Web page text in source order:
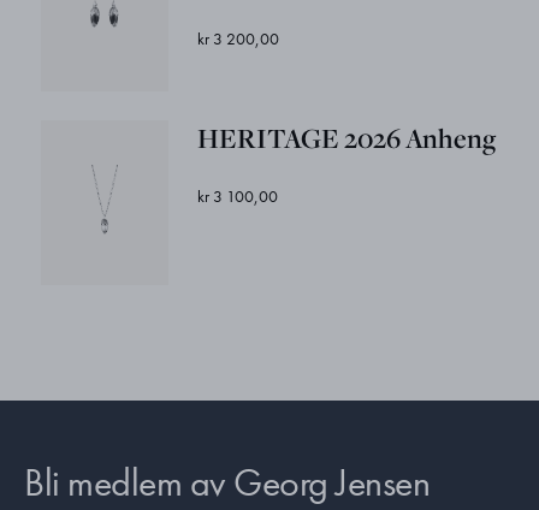
kr 3 200,00
HERITAGE 2026 Anheng
kr 3 100,00
Bli medlem av Georg Jensen